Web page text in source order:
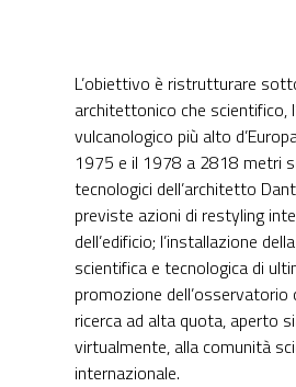
L’obiettivo è ristrutturare
architettonico che scientifico,
vulcanologico più alto
1975 e il 1978 a 2818 metri
tecnologici dell’architetto
previste azioni di restyling
dell’edificio; l’installazione
scientifica e tecnologica di
promozione
ricerca ad alta quota, aperto
virtualmente, alla comunità
internazionale.